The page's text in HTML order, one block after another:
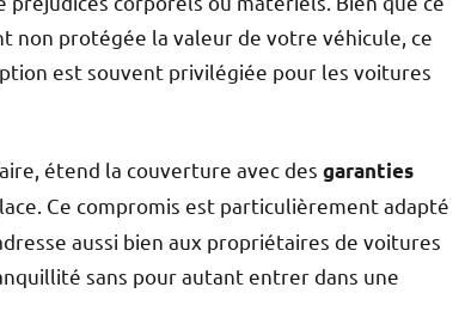
non protégée la valeur de votre véhicule, ce
est souvent privilégiée pour les voitures
étend la couverture avec des garanties
Ce compromis est particulièrement adapté
aussi bien aux propriétaires de voitures
sans pour autant entrer dans une